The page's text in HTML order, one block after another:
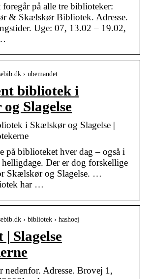
foregår på alle tre biblioteker:
& Skælskør Bibliotek. Adresse.
Uge: 07, 13.02 – 19.02,
› ubemandet
bibliotek i
Slagelse
i Skælskør og Slagelse |
på biblioteket hver dag – også i
Der er dog forskellige
Skælskør og Slagelse. …
har …
› bibliotek › hashoej
| Slagelse
nedenfor. Adresse. Brovej 1,